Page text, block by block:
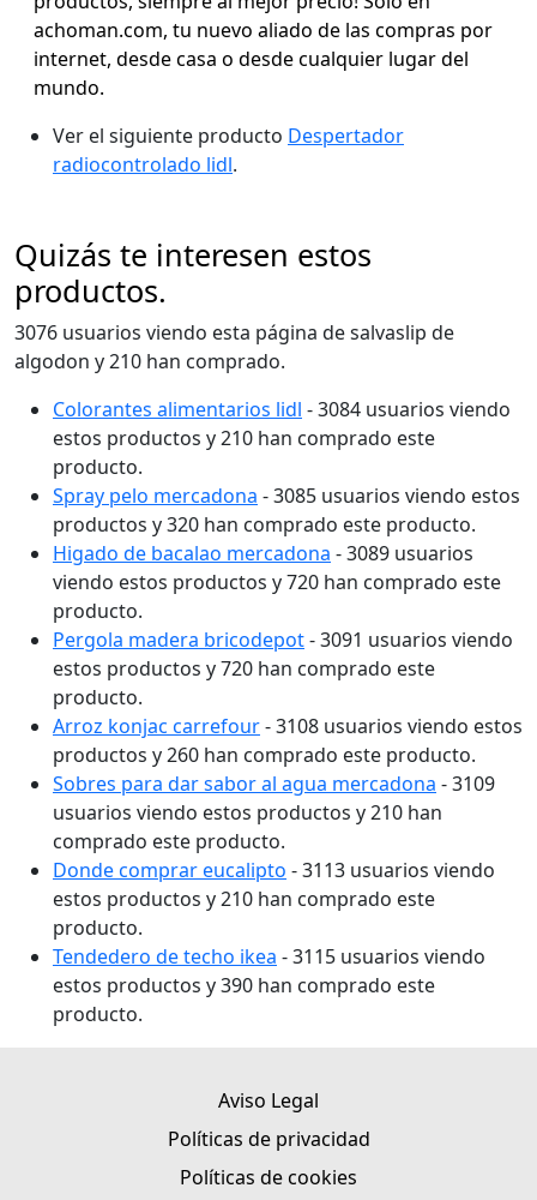
achoman.com, tu nuevo aliado de las compras por
internet, desde casa o desde cualquier lugar del
mundo.
Ver el siguiente producto Despertador
radiocontrolado lidl.
Quizás te interesen estos
productos.
3076 usuarios viendo esta página de salvaslip de
algodon y 210 han comprado.
Colorantes alimentarios lidl - 3084 usuarios viendo
estos productos y 210 han comprado este
producto.
Spray pelo mercadona - 3085 usuarios viendo estos
productos y 320 han comprado este producto.
Higado de bacalao mercadona - 3089 usuarios
viendo estos productos y 720 han comprado este
producto.
Pergola madera bricodepot- 3091 usuarios viendo
estos productos y 720 han comprado este
producto.
Arroz konjac carrefour- 3108 usuarios viendo estos
productos y 260 han comprado este producto.
Sobres para dar sabor al agua mercadona - 3109
usuarios viendo estos productos y 210 han
comprado este producto.
Donde comprar eucalipto - 3113 usuarios viendo
estos productos y 210 han comprado este
producto.
Tendedero de techo ikea - 3115 usuarios viendo
estos productos y 390 han comprado este
producto.
Aviso Legal
Políticas de privacidad
Políticas de cookies